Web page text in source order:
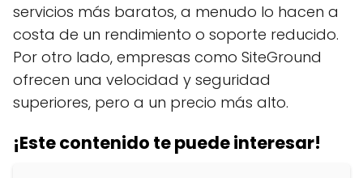
servicios más baratos, a menudo lo hacen a
costa de un rendimiento o soporte reducido.
Por otro lado, empresas como SiteGround
ofrecen una velocidad y seguridad
superiores, pero a un precio más alto.
¡Este contenido te puede interesar!